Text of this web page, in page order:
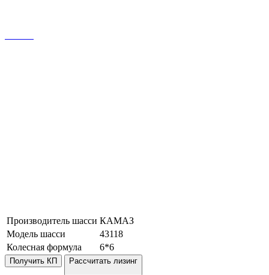
Производитель шасси КАМАЗ
Модель шасси
43118
Колесная формула
6*6
Получить КП Рассчитать лизинг